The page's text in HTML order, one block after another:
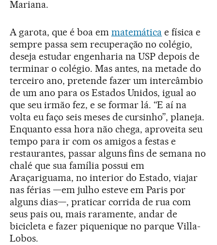
Mariana.
A garota, que é boa em matemática e física e
sempre passa sem recuperação no colégio,
deseja estudar engenharia na USP depois de
terminar o colégio. Mas antes, na metade do
terceiro ano, pretende fazer um intercâmbio
de um ano para os Estados Unidos, igual ao
que seu irmão fez, e se formar lá. “E aí na
volta eu faço seis meses de cursinho”, planeja.
Enquanto essa hora não chega, aproveita seu
tempo para ir com os amigos a festas e
restaurantes, passar alguns fins de semana no
chalé que sua família possui em
Araçariguama, no interior do Estado, viajar
nas férias —em julho esteve em Paris por
alguns dias—, praticar corrida de rua com
seus pais ou, mais raramente, andar de
bicicleta e fazer piquenique no parque Villa-
Lobos.